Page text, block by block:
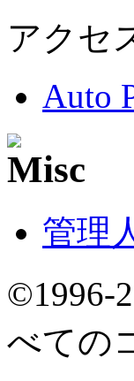
アクセ
Auto
管理
©1996-
べての